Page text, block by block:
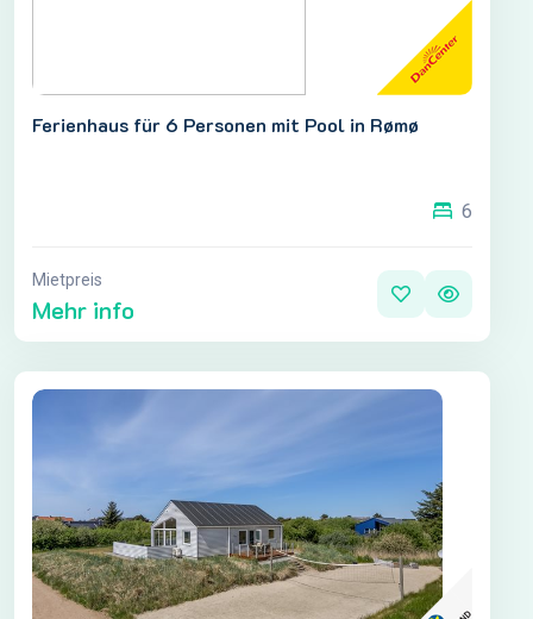
Ferienhaus für 6 Personen mit Pool in Rømø
6
Mietpreis
Mehr info